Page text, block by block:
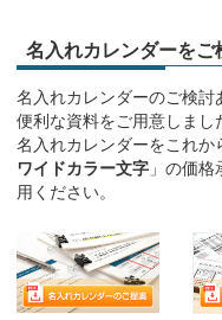
名入れカレンダーをご
名入れカレンダーのご検討
便利な資料をご用意しまし
名入れカレンダーをこれか
ワイドカラー文字 」の価
用ください。